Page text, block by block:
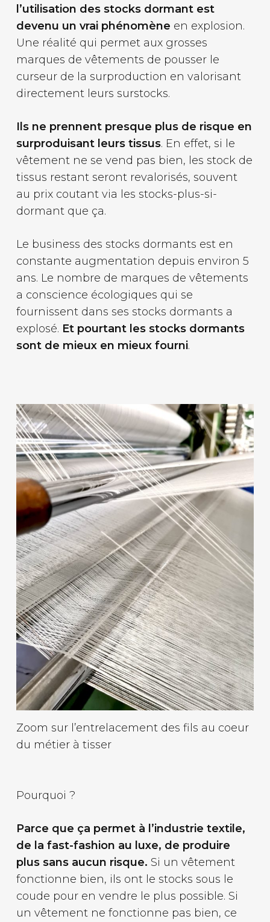
l’utilisation des stocks dormant est
devenu un vrai phénomène en explosion.
Une réalité qui permet aux grosses
marques de vêtements de pousser le
curseur de la surproduction en valorisant
directement leurs surstocks.
Ils ne prennent presque plus de risque en
surproduisant leurs tissus. En effet, si le
vêtement ne se vend pas bien, les stock de
tissus restant seront revalorisés, souvent
au prix coutant via les stocks-plus-si-
dormant que ça.
Le business des stocks dormants est en
constante augmentation depuis environ 5
ans. Le nombre de marques de vêtements
a conscience écologiques qui se
fournissent dans ses stocks dormants a
explosé. Et pourtant les stocks dormants
sont de mieux en mieux fourni.
Zoom sur l’entrelacement des fils au coeur
du métier à tisser
Pourquoi ?
Parce que ça permet à l’industrie textile,
de la fast-fashion au luxe, de produire
plus sans aucun risque. Si un vêtement
fonctionne bien, ils ont le stocks sous le
coude pour en vendre le plus possible. Si
un vêtement ne fonctionne pas bien, ce